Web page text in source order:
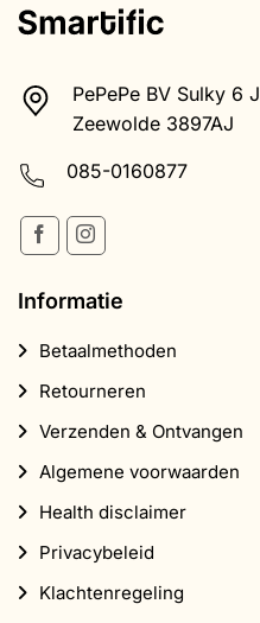
PePePe BV Sulky 6 J
Zeewolde 3897AJ
085-0160877
Informatie
Betaalmethoden
Retourneren
Verzenden & Ontvangen
Algemene voorwaarden
Health disclaimer
Privacybeleid
Klachtenregeling